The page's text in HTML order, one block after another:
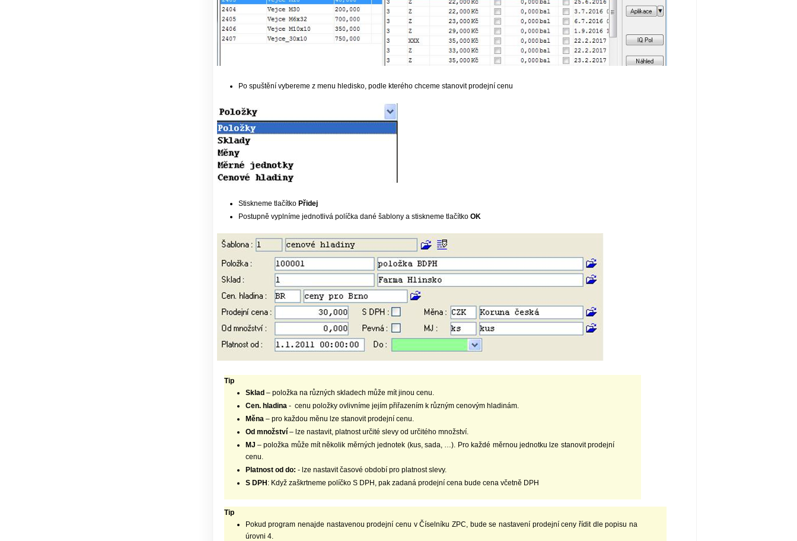
Po spuštění vybereme z menu hledisko, podle kterého chceme stanovit prodejní cenu
Stiskneme tlačítko Přidej
Postupně vyplníme jednotlivá políčka dané šablony a stiskneme tlačítko OK
Tip
Sklad – položka na různých skladech může mít jinou cenu.
Cen. hladina- cenu položky ovlivníme jejím přiřazením k různým cenovým hladinám.
Měna– pro každou měnu lze stanovit prodejní cenu.
Od množství– lze nastavit, platnost určité slevy od určitého množství.
MJ – položka může mít několik měrných jednotek (kus, sada, …). Pro každé měrnou jednotku lze stanovit prodejní
cenu.
Platnost od do: - lze nastavit časové období pro platnost slevy.
S DPH : Když zaškrtneme políčko S DPH, pak zadaná prodejní cena bude cena včetně DPH
Tip
Pokud program nenajde nastavenou prodejní cenu v Číselníku ZPC, bude se nastavení prodejní ceny řídit dle popisu na
úrovni 4.